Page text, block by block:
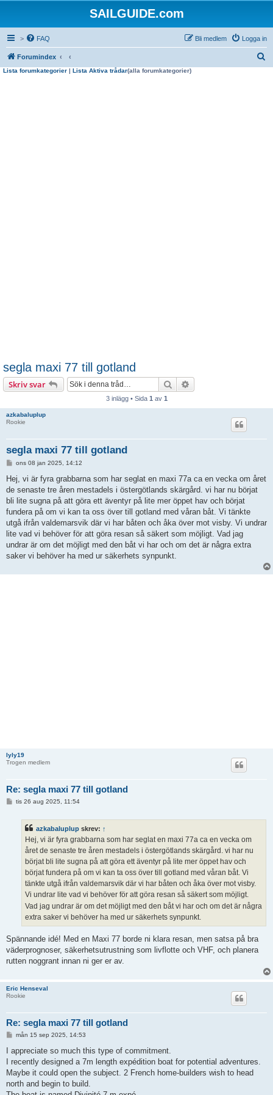
SAILGUIDE.com
> FAQ Logga in
Bli medlem
Forumindex
Lista forumkategorier | Lista Aktiva trådar(alla forumkategorier)
segla maxi 77 till gotland
Skriv svar Sök
3 inlägg • Sida 1 av 1
azkabaluplup
Rookie
segla maxi 77 till gotland
l
ä
g
g
ons 08 jan 2025, 14:12
Hej, vi är fyra grabbarna som har seglat en maxi 77a ca en vecka om året
de senaste tre åren mestadels i östergötlands skärgård. vi har nu börjat
bli lite sugna på att göra ett äventyr på lite mer öppet hav och börjat
fundera på om vi kan ta oss över till gotland med våran båt. Vi tänkte
utgå ifrån valdemarsvik där vi har båten och åka över mot visby. Vi undrar
lite vad vi behöver för att göra resan så säkert som möjligt. Vad jag
undrar är om det möjligt med den båt vi har och om det är några extra
saker vi behöver ha med ur säkerhets synpunkt.
lyly19
Trogen medlem
Re: segla maxi 77 till gotland
tis 26 aug 2025, 11:54
azkabaluplup skrev: ↑
Hej, vi är fyra grabbarna som har seglat en maxi 77a ca en vecka om
året de senaste tre åren mestadels i östergötlands skärgård. vi har nu
börjat bli lite sugna på att göra ett äventyr på lite mer öppet hav och
börjat fundera på om vi kan ta oss över till gotland med våran båt. Vi
tänkte utgå ifrån valdemarsvik där vi har båten och åka över mot visby.
Vi undrar lite vad vi behöver för att göra resan så säkert som möjligt.
Vad jag undrar är om det möjligt med den båt vi har och om det är några
extra saker vi behöver ha med ur säkerhets synpunkt.
Spännande idé! Med en Maxi 77 borde ni klara resan, men satsa på bra
väderprognoser, säkerhetsutrustning som livflotte och VHF, och planera
rutten noggrant innan ni ger er av.
Eric Henseval
Rookie
Re: segla maxi 77 till gotland
l
ä
g
g
mån 15 sep 2025, 14:53
I appreciate so much this type of commitment.
I recently designed a 7m length expédition boat for potential adventures.
Maybe it could open the subject. 2 French home-builders wish to head
north and begin to build.